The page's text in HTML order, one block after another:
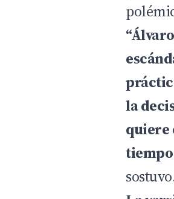
la
quiere
tiempo